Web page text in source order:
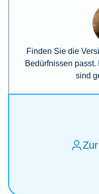
Finden Sie die
Bedürfnissen
sind